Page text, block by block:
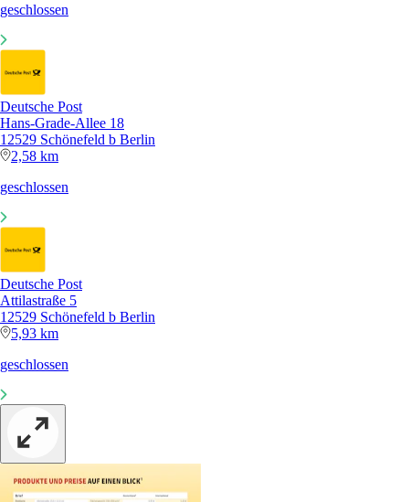
geschlossen
Deutsche Post
Hans-Grade-Allee 18
12529 Schönefeld b Berlin
2,58 km
geschlossen
Deutsche Post
Attilastraße 5
12529 Schönefeld b Berlin
5,93 km
geschlossen